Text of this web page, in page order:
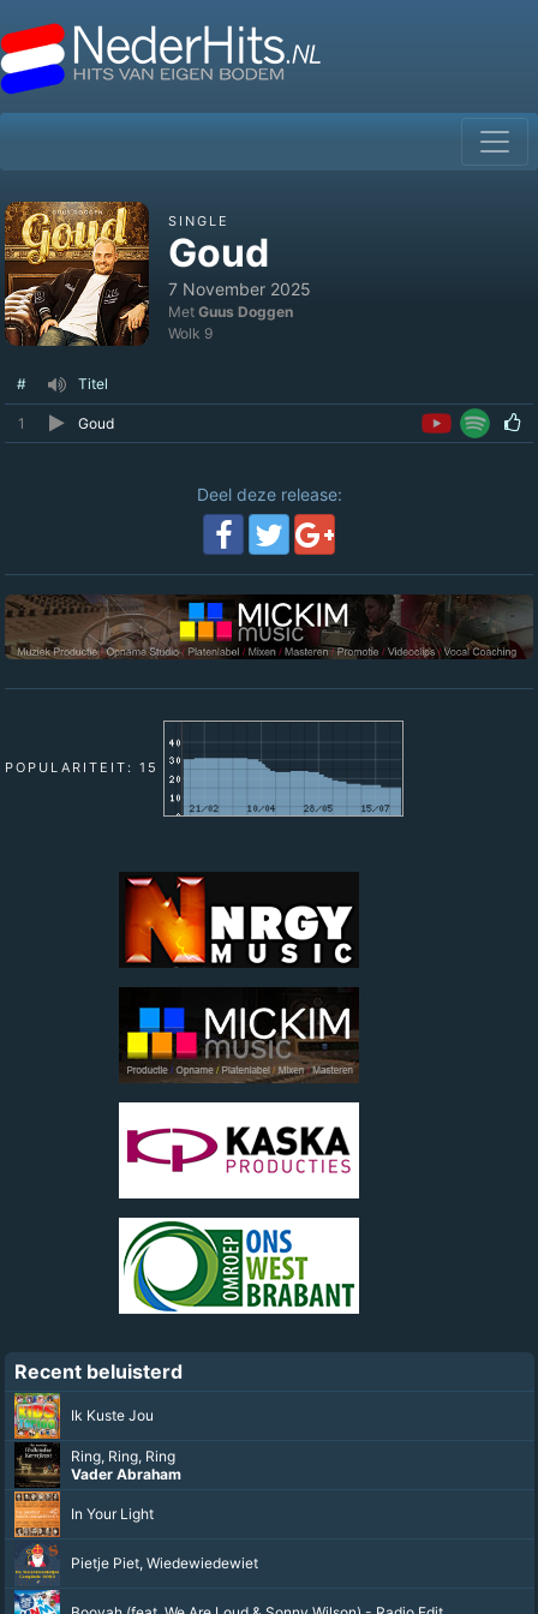
SINGLE
Goud
7 November 2025
Met Guus Doggen
Wolk 9
# Titel
1 Goud
Deel deze release:
POPULARITEIT: 15
Recent beluisterd
Ik Kuste Jou
Ring, Ring, Ring
Vader Abraham
In Your Light
Pietje Piet, Wiedewiedewiet